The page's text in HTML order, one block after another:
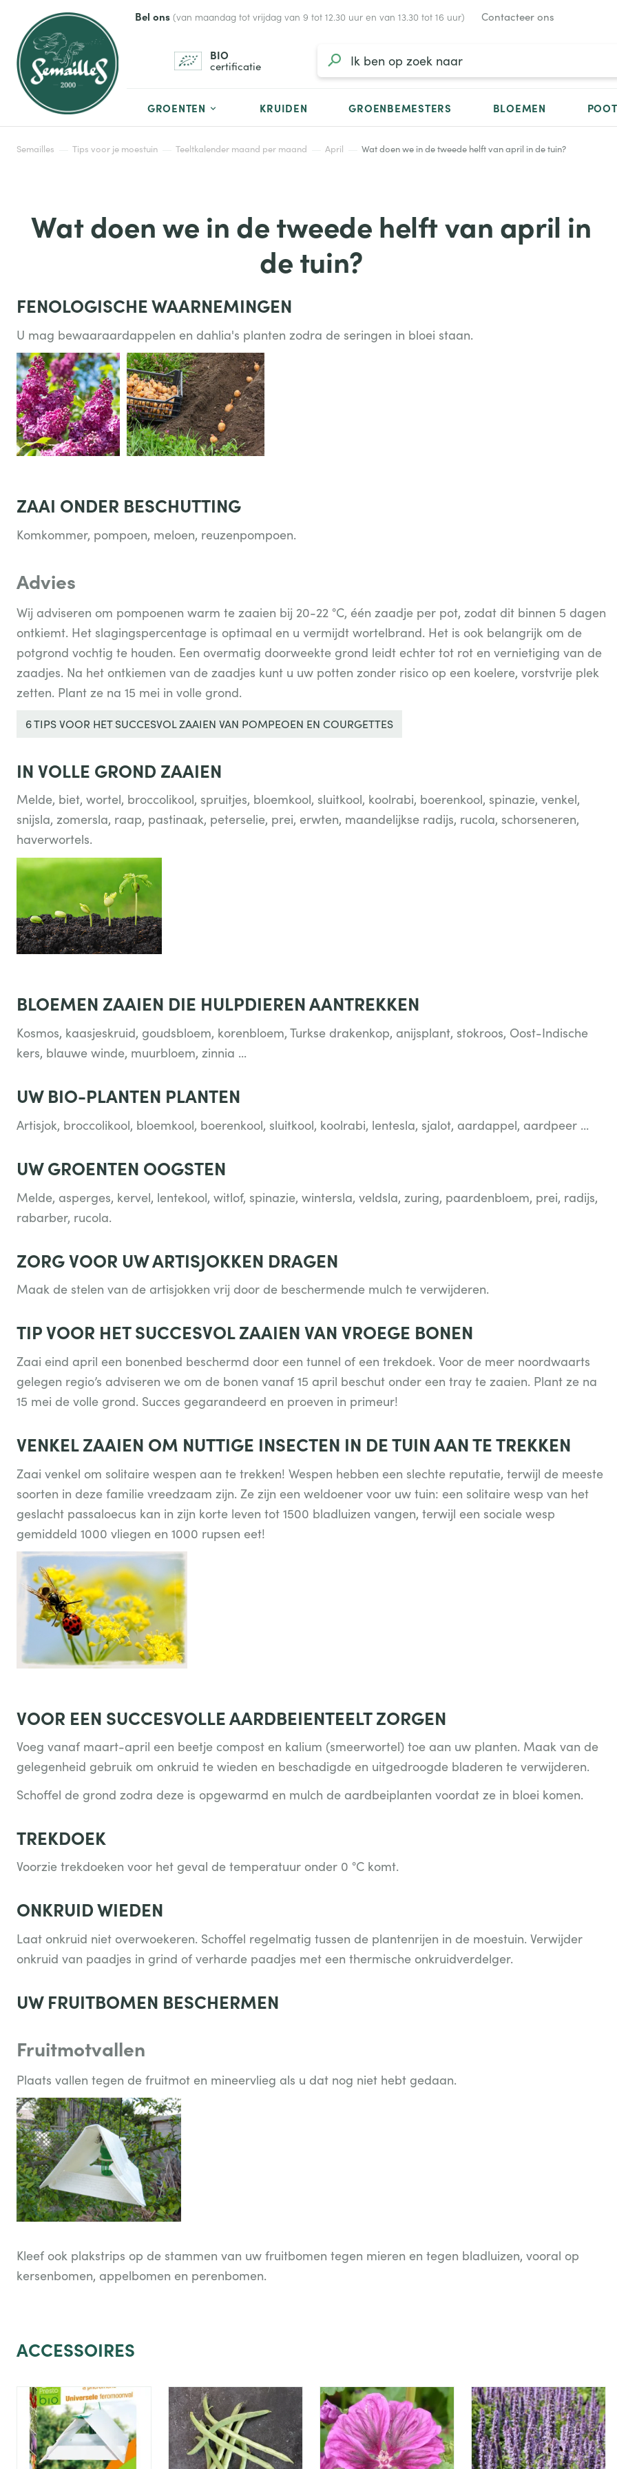
Bel ons (van maandag tot vrijdag van 9 tot 12.30 uur en van 13.30 tot 16 uur) Contacteer ons
BIO
certificatie
GROENTEN KRUIDEN GROENBEMESTERS BLOEMEN
Semailles Tips voor je moestuin Teeltkalender maand per maand April Wat doen we in de tweede helft van april in de tuin?
Wat doen we in de tweede helft van april in
de tuin?
FENOLOGISCHE WAARNEMINGEN
U mag bewaaraardappelen en dahlia's planten zodra de seringen in bloei staan.
ZAAI ONDER BESCHUTTING
Komkommer, pompoen, meloen, reuzenpompoen.
Advies
Wij adviseren om pompoenen warm te zaaien bij 20-22 °C, één zaadje per pot, zodat dit binnen 5 dagen
ontkiemt. Het slagingspercentage is optimaal en u vermijdt wortelbrand. Het is ook belangrijk om de
potgrond vochtig te houden. Een overmatig doorweekte grond leidt echter tot rot en vernietiging van de
zaadjes. Na het ontkiemen van de zaadjes kunt u uw potten zonder risico op een koelere, vorstvrije plek
zetten. Plant ze na 15 mei in volle grond.
6 TIPS VOOR HET SUCCESVOL ZAAIEN VAN POMPEOEN EN COURGETTES
IN VOLLE GROND ZAAIEN
Melde, biet, wortel, broccolikool, spruitjes, bloemkool, sluitkool, koolrabi, boerenkool, spinazie, venkel,
snijsla, zomersla, raap, pastinaak, peterselie, prei, erwten, maandelijkse radijs, rucola, schorseneren,
haverwortels.
BLOEMEN ZAAIEN DIE HULPDIEREN AANTREKKEN
Kosmos, kaasjeskruid, goudsbloem, korenbloem, Turkse drakenkop, anijsplant, stokroos, Oost-Indische
kers, blauwe winde, muurbloem, zinnia ...
UW BIO-PLANTEN PLANTEN
Artisjok, broccolikool, bloemkool, boerenkool, sluitkool, koolrabi, lentesla, sjalot, aardappel, aardpeer ...
UW GROENTEN OOGSTEN
Melde, asperges, kervel, lentekool, witlof, spinazie, wintersla, veldsla, zuring, paardenbloem, prei, radijs,
rabarber, rucola.
ZORG VOOR UW ARTISJOKKEN DRAGEN
Maak de stelen van de artisjokken vrij door de beschermende mulch te verwijderen.
TIP VOOR HET SUCCESVOL ZAAIEN VAN VROEGE BONEN
Zaai eind april een bonenbed beschermd door een tunnel of een trekdoek. Voor de meer noordwaarts
gelegen regio’s adviseren we om de bonen vanaf 15 april beschut onder een tray te zaaien. Plant ze na
15 mei de volle grond. Succes gegarandeerd en proeven in primeur!
VENKEL ZAAIEN OM NUTTIGE INSECTEN IN DE TUIN AAN TE TREKKEN
Zaai venkel om solitaire wespen aan te trekken! Wespen hebben een slechte reputatie, terwijl de meeste
soorten in deze familie vreedzaam zijn. Ze zijn een weldoener voor uw tuin: een solitaire wesp van het
geslacht passaloecus kan in zijn korte leven tot 1500 bladluizen vangen, terwijl een sociale wesp
gemiddeld 1000 vliegen en 1000 rupsen eet!
VOOR EEN SUCCESVOLLE AARDBEIENTEELT ZORGEN
Voeg vanaf maart-april een beetje compost en kalium (smeerwortel) toe aan uw planten. Maak van de
gelegenheid gebruik om onkruid te wieden en beschadigde en uitgedroogde bladeren te verwijderen.
Schoffel de grond zodra deze is opgewarmd en mulch de aardbeiplanten voordat ze in bloei komen.
TREKDOEK
Voorzie trekdoeken voor het geval de temperatuur onder 0 °C komt.
ONKRUID WIEDEN
Laat onkruid niet overwoekeren. Schoffel regelmatig tussen de plantenrijen in de moestuin. Verwijder
onkruid van paadjes in grind of verharde paadjes met een thermische onkruidverdelger.
UW FRUITBOMEN BESCHERMEN
Fruitmotvallen
Plaats vallen tegen de fruitmot en mineervlieg als u dat nog niet hebt gedaan.
Kleef ook plakstrips op de stammen van uw fruitbomen tegen mieren en tegen bladluizen, vooral op
kersenbomen, appelbomen en perenbomen.
ACCESSOIRES